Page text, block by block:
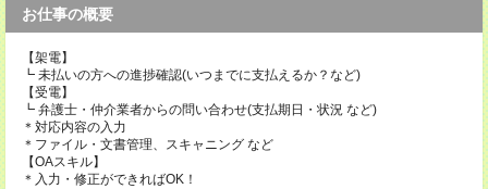
お仕事の概要
【架電】
┗ 未払いの方への進捗確認(いつまでに支払えるか？など)
【受電】
┗ 弁護士・仲介業者からの問い合わせ(支払期日・状況 など)
＊対応内容の入力
＊ファイル・文書管理、スキャニング など
【OAスキル】
＊入力・修正ができればOK！